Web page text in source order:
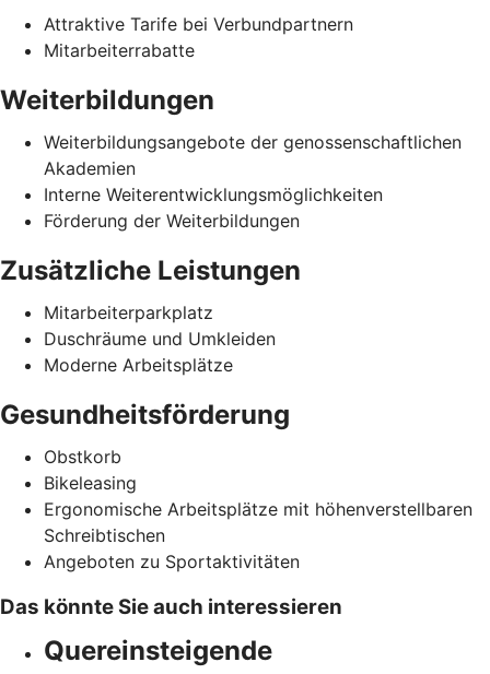
Attraktive Tarife bei Verbundpartnern
Mitarbeiterrabatte
Weiterbildungen
Weiterbildungsangebote der genossenschaftlichen
Akademien
Interne Weiterentwicklungsmöglichkeiten
Förderung der Weiterbildungen
Zusätzliche Leistungen
Mitarbeiterparkplatz
Duschräume und Umkleiden
Moderne Arbeitsplätze
Gesundheitsförderung
Obstkorb
Bikeleasing
Ergonomische Arbeitsplätze mit höhenverstellbaren
Schreibtischen
Angeboten zu Sportaktivitäten
Das könnte Sie auch interessieren
Quereinsteigende